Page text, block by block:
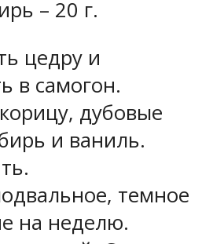
– 20 г.
цедру и
в самогон.
дубовые
и ваниль.
темное
на неделю.